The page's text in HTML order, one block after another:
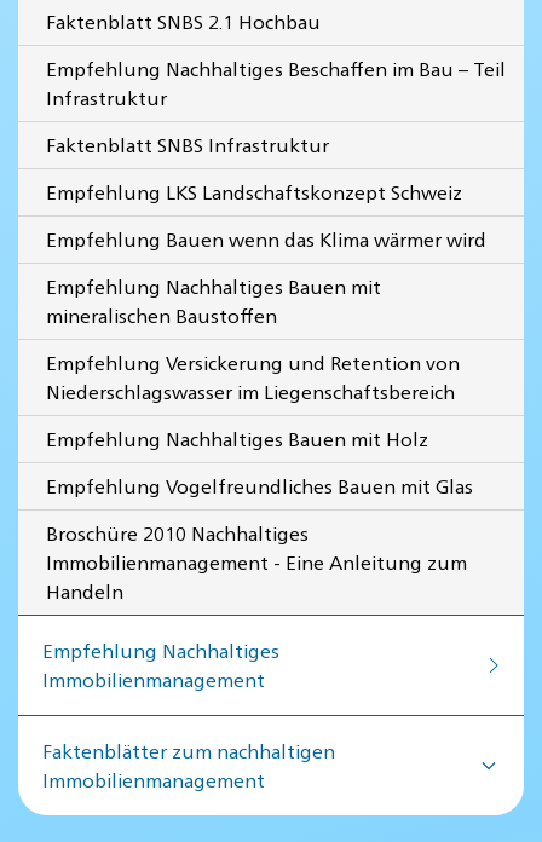
Faktenblatt SNBS 2.1 Hochbau
Empfehlung Nachhaltiges Beschaffen im Bau – Teil
Infrastruktur
Faktenblatt SNBS Infrastruktur
Empfehlung LKS Landschaftskonzept Schweiz
Empfehlung Bauen wenn das Klima wärmer wird
Empfehlung Nachhaltiges Bauen mit
mineralischen Baustoffen
Empfehlung Versickerung und Retention von
Niederschlagswasser im Liegenschaftsbereich
Empfehlung Nachhaltiges Bauen mit Holz
Empfehlung Vogelfreundliches Bauen mit Glas
Broschüre 2010 Nachhaltiges
Immobilienmanagement - Eine Anleitung zum
Handeln
Empfehlung Nachhaltiges
Immobilienmanagement
Faktenblätter zum nachhaltigen
Immobilienmanagement